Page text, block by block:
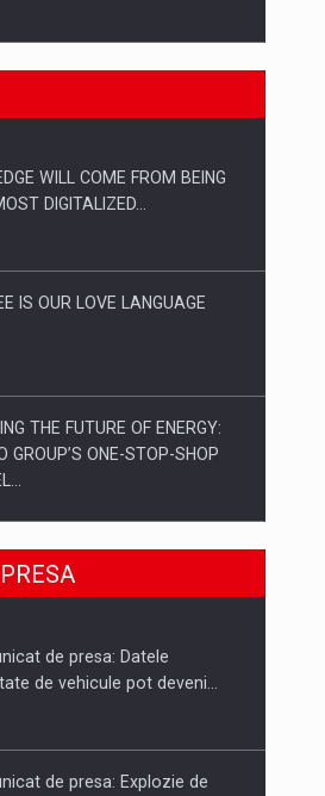
si comerciantii care nu
and the Future of
WILL COME FROM BEING
DIGITALIZED…
IS OUR LOVE LANGUAGE
THE FUTURE OF ENERGY:
GROUP’S ONE-STOP-SHOP
IN ROMANIA, BUILT TO
TECHNOLOGY FOR THE…
ROMANIAN CORPORATE
de presa: Datele
de vehicule pot deveni…
de presa: Explozie de